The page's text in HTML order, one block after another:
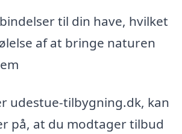
til din have, hvilket
af at bringe naturen
udestue-tilbygning.dk, kan
på, at du modtager tilbud